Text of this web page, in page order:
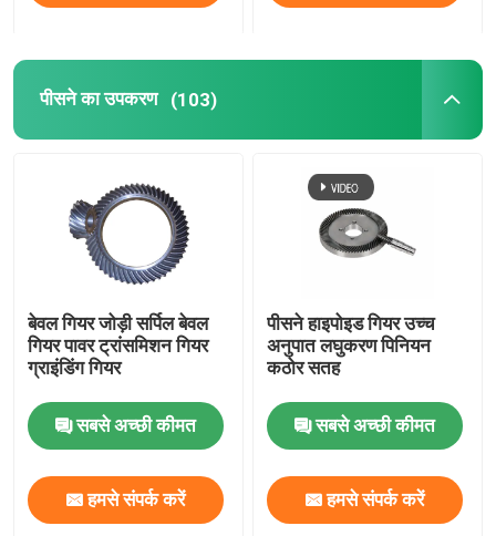
औद्योगिक रेड्यूसर गियर
पीसने का उपकरण (103)
बेवल गियर जोड़ी सर्पिल बेवल
गियर पावर ट्रांसमिशन गियर
ग्राइंडिंग गियर
सबसे अच्छी कीमत
हमसे संपर्क करें
पीसने हाइपोइड गियर उच्च
अनुपात लघुकरण पिनियन
कठोर सतह
सबसे अच्छी कीमत
हमसे संपर्क करें